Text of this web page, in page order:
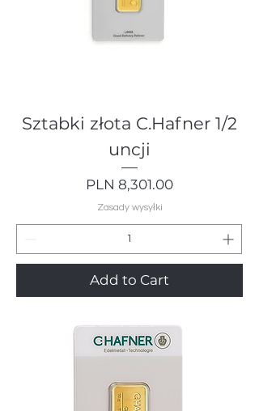
Sztabki złota C.Hafner 1/2
uncji
Price
PLN 8,301.00
Zasady wysyłki
Add to Cart